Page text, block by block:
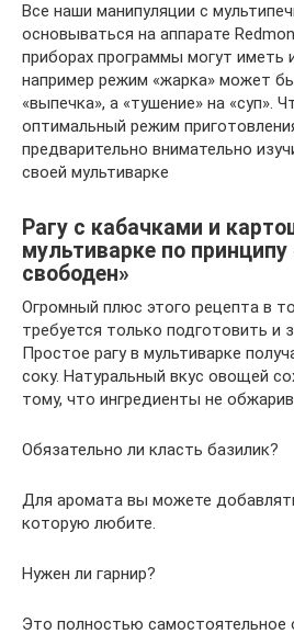
Все наши манипуляции с
основываться на аппарате
приборах программы могут иметь
например режим «жарка» может
«выпечка», а «тушение» на «суп».
оптимальный режим
предварительно внимательно
своей мультиварке
Рагу с кабачками и
мультиварке по
свободен»
Огромный плюс этого рецепта в
требуется только подготовить и
Простое рагу в мультиварке
соку. Натуральный вкус овощей
тому, что ингредиенты не
Обязательно ли класть базилик?
Для аромата вы можете
которую любите.
Нужен ли гарнир?
Это полностью